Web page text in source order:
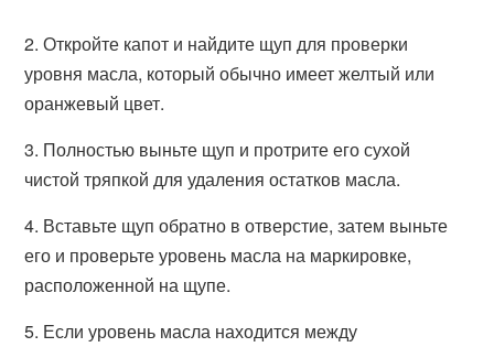
2. Откройте капот и найдите щуп для проверки
уровня масла, который обычно имеет желтый или
оранжевый цвет.
3. Полностью выньте щуп и протрите его сухой
чистой тряпкой для удаления остатков масла.
4. Вставьте щуп обратно в отверстие, затем выньте
его и проверьте уровень масла на маркировке,
расположенной на щупе.
5. Если уровень масла находится между